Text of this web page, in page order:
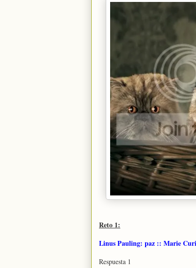
Reto 1:
Linus Pauling: paz :: Marie
Respuesta 1